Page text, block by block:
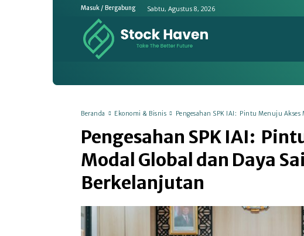
Masuk / Bergabung Sabtu, Agustus 8, 2026
Beranda Ekonomi & Bisnis Pengesahan SPK IAI: Pintu Menuju Akses
Pengesahan SPK IAI:
Modal Global dan Daya
Berkelanjutan